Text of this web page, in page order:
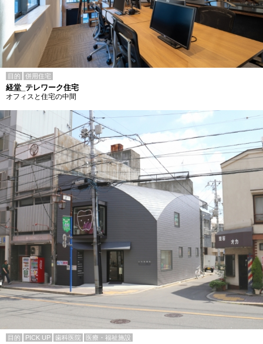
目的 併用住宅
経堂_テレワーク住宅
オフィスと住宅の中間
目的 PICK UP 歯科医院 医療・福祉施設